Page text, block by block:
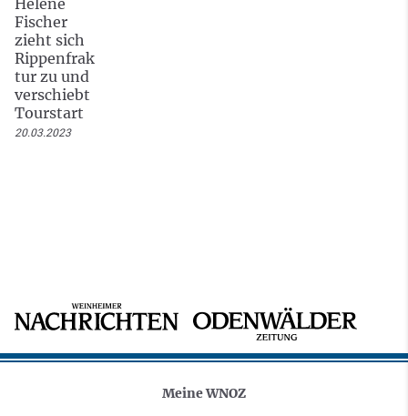
Fischer
zieht sich
Rippenfrak
tur zu und
verschiebt
Tourstart
20.03.2023
Meine WNOZ